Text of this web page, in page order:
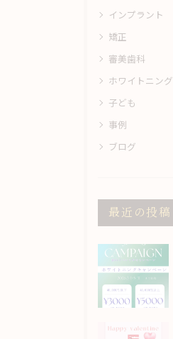
インプラント
矯正
審美歯科
ホワイトニング
子ども
事例
ブログ
最近の投稿